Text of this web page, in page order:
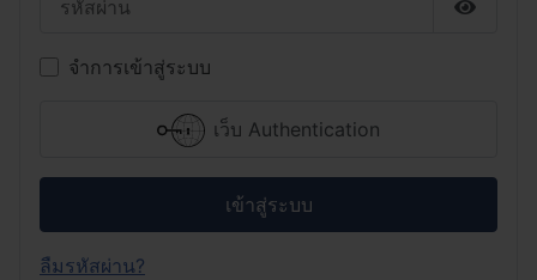
จำการเข้าสู่ระบบ
เว็บ Authentication
เข้าสู่ระบบ
ลืมรหัสผ่าน?